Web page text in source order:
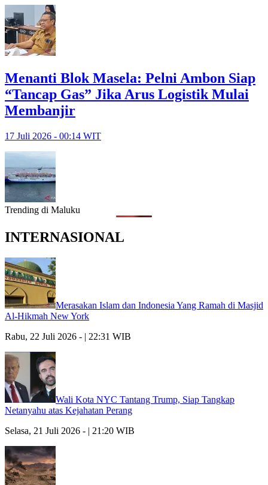
Menanti Blok Masela: Pelni Ambon Siap
“Tancap Gas” Jika Arus Logistik Mulai
Membanjir
17 Juli 2026 - 00:14 WIT
Trending di Maluku
INTERNASIONAL
Merasakan Islam dan Indonesia Yang Ramah di Masjid
Al-Hikmah New York
Rabu, 22 Juli 2026 - | 22:31 WIB
Wali Kota NYC Tantang Trump, Siap Tangkap
Netanyahu atas Kejahatan Perang
Selasa, 21 Juli 2026 - | 21:20 WIB